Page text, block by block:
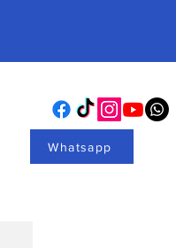
Whatsapp